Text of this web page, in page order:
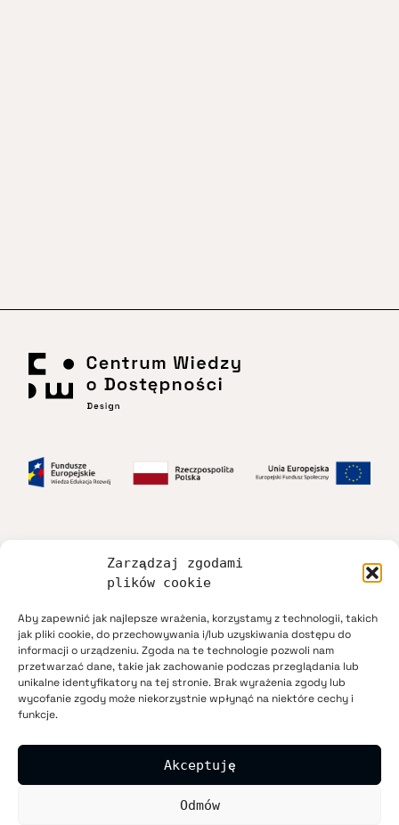
Zarządzaj zgodami
plików cookie
Aby zapewnić jak najlepsze wrażenia, korzystamy z technologii, takich
jak pliki cookie, do przechowywania i/lub uzyskiwania dostępu do
informacji o urządzeniu. Zgoda na te technologie pozwoli nam
przetwarzać dane, takie jak zachowanie podczas przeglądania lub
unikalne identyfikatory na tej stronie. Brak wyrażenia zgody lub
wycofanie zgody może niekorzystnie wpłynąć na niektóre cechy i
funkcje.
Akceptuję
Odmów
Dostępność
Regulamin
Polityka prywatności
Mapa strony